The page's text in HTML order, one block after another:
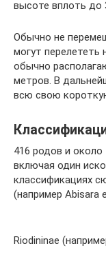
высоте вплоть до
Обычно не
могут перелететь
обычно
метров. В
всю свою
416 родов и около
включая один
классификациях
(например Abisara
Riodininae